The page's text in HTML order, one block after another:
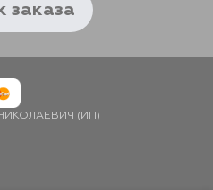
заказа
(ИП)